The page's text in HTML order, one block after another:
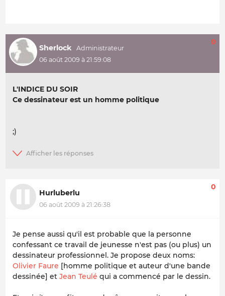
Sherlock
06 août 2009 à 21:59:08
0
L'INDICE DU SOIR
Ce dessinateur est un homme politique
;)
Hurluberlu
06 août 2009 à 21:26:38
0
Je pense aussi qu'il est probable que la personne
confessant ce travail de jeunesse n'est pas (ou plus) un
dessinateur professionnel. Je propose deux noms:
Olivier Faure [homme politique et auteur d'une bande
dessinée] et Jean Teulé qui a commencé par le dessin.